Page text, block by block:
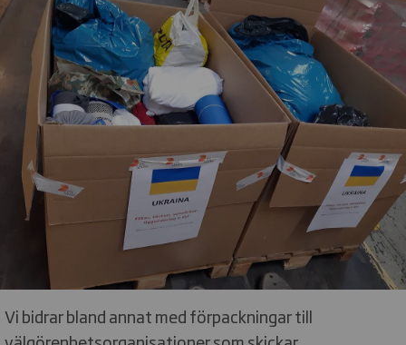
Vi bidrar bland annat med förpackningar till